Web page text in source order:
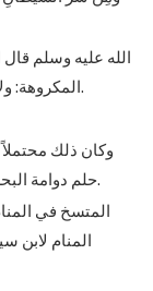
الله عليه وسلم
المكروهة: ولا يحدث بها أحداً فسببه أنه ربما فسره تفسيراً.
حلم دوامة البحر في المنام لابن سيرين1.1 تفسير حلم البحر.